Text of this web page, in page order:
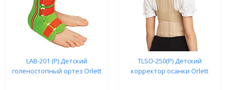
LAB-201 (P) Детский
голеностопный ортез Orlett
TLSO-250(P) Детский
корректор осанки Orlett